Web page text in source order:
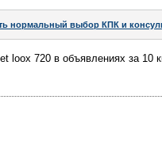
нормальный выбор КПК и
loox 720 в объявлениях за